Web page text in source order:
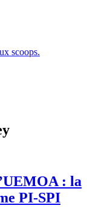
: la
PI-SPI